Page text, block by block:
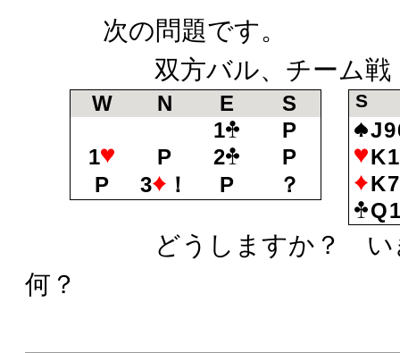
次の問題です。
双方バル、チーム戦
W N E
S
1
P
1
P 2
P
P
3 ！ P ？
S
K7
どうしますか？ いき
何？